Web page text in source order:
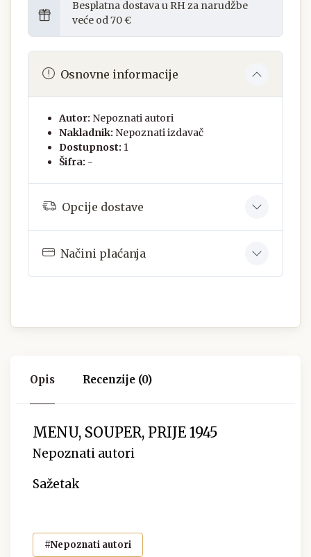
Besplatna dostava u RH za narudžbe
veće od 70 €
Osnovne informacije
Autor: Nepoznati autori
Nakladnik: Nepoznati izdavač
Dostupnost: 1
Šifra: -
Opcije dostave
Načini plaćanja
Opis Recenzije (0)
MENU, SOUPER, PRIJE 1945
Nepoznati autori
Sažetak
#Nepoznati autori